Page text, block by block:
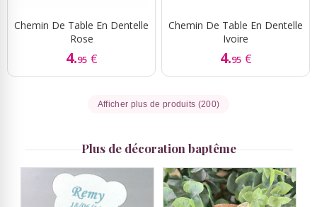
Chemin De Table En Dentelle
Rose
4.95 €
Chemin De Table En Dentelle
Ivoire
4.95 €
Afficher plus de produits (200)
Plus de décoration baptême